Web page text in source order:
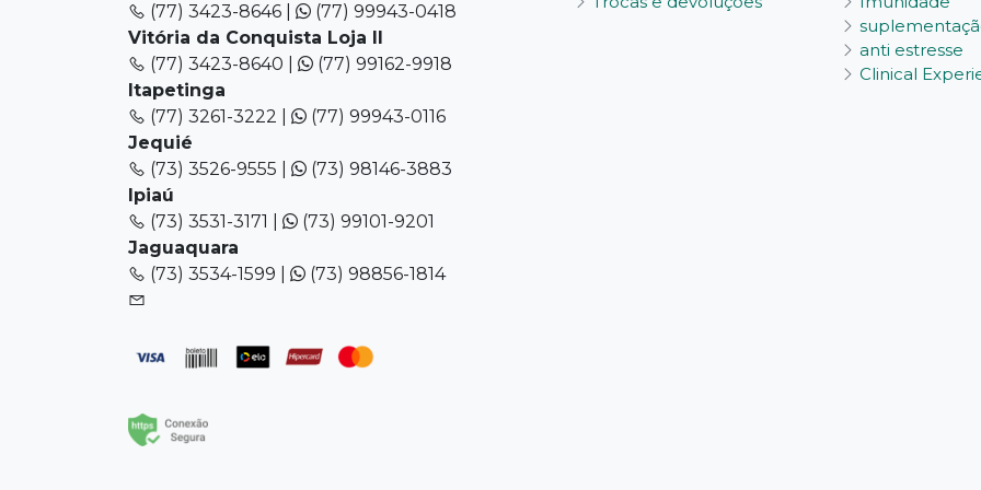
anti estresse
Clinical
(77) 3423-8646 |
(77) 99943-0418
Vitória da Conquista Loja II
(77) 3423-8640 |
(77) 99162-9918
Itapetinga
(77) 3261-3222 |
(77) 99943-0116
Jequié
(73) 3526-9555 |
(73) 98146-3883
Ipiaú
(73) 3531-3171 |
(73) 99101-9201
Jaguaquara
(73) 3534-1599 |
(73) 98856-1814